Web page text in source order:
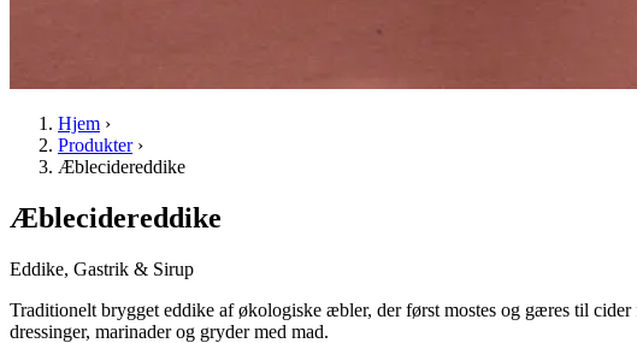
Hjem ›
Produkter›
Æblecidereddike
Æblecidereddike
Eddike, Gastrik & Sirup
Traditionelt brygget eddike af økologiske æbler, der først mostes og gæres til
dressinger, marinader og gryder med mad.